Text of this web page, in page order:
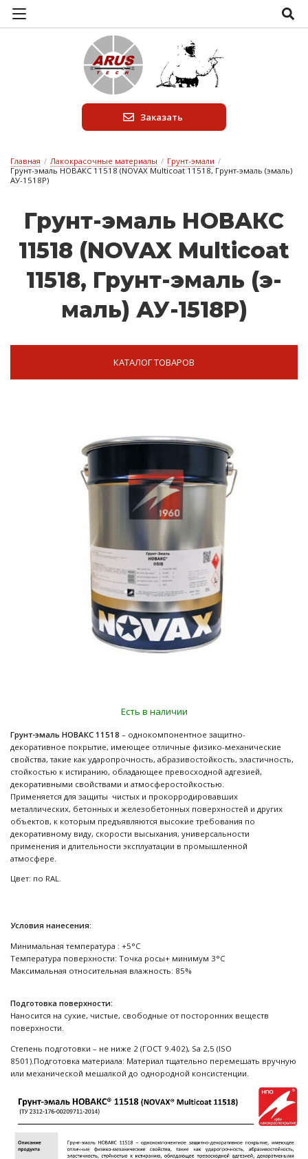
Заказать
Главная / Лакокрасочные материалы / Грунт-эмали /
Грунт-эмаль НОВАКС 11518 (NOVAX Multicoat 11518, Грунт-эмаль (эмаль)
АУ-1518Р)
Грунт-э­маль НО­ВАКС
11518 (NOVAX Multicoat
11518, Грунт-э­маль (э­
маль) АУ-1518Р)
КАТАЛОГ ТОВАРОВ
Есть в наличии
Грунт-эмаль НОВАКС 11518 – однокомпонентное защитно-
декоративное покрытие, имеющее отличные физико-механические
свойства, такие как ударопрочность, абразивостойкость, эластичность,
стойкостью к истиранию, обладающее превосходной адгезией,
декоративными свойствами и атмосферостойкостью.
Применяется для защиты чистых и прокорродировавших
металлических, бетонных и железобетонных поверхностей и других
объектов, к которым предъявляются высокие требования по
декоративному виду, скорости высыхания, универсальности
применения и длительности эксплуатации в промышленной
атмосфере.
Цвет: по RAL.
Условия нанесения:
Минимальная температура : +5°С
Температура поверхности: Точка росы+ минимум 3°С
Максимальная относительная влажность: 85%
Подготовка поверхности:
Наносится на сухие, чистые, свободные от посторонних веществ
поверхности.
Степень подготовки – не ниже 2 (ГОСТ 9.402), Sa 2,5 (ISO
8501).Подготовка материала: Материал тщательно перемешать вручную
или механической мешалкой до однородной консистенции.